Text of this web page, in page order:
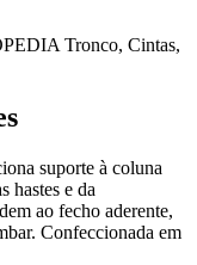
Tronco, Cintas,
suporte à coluna
hastes e da
ao fecho aderente,
Confeccionada em